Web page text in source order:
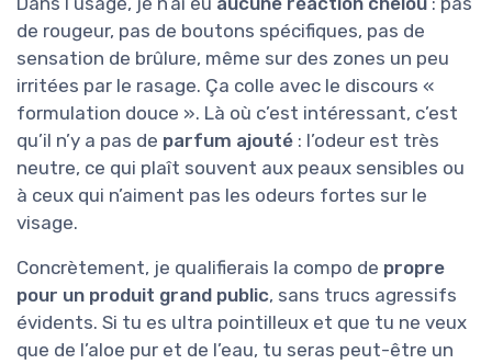
de rougeur, pas de boutons spécifiques, pas de
sensation de brûlure, même sur des zones un peu
irritées par le rasage. Ça colle avec le discours «
formulation douce ». Là où c’est intéressant, c’est
qu’il n’y a pas de parfum ajouté : l’odeur est très
neutre, ce qui plaît souvent aux peaux sensibles ou
à ceux qui n’aiment pas les odeurs fortes sur le
visage.
Concrètement, je qualifierais la compo de propre
pour un produit grand public, sans trucs agressifs
évidents. Si tu es ultra pointilleux et que tu ne veux
que de l’aloe pur et de l’eau, tu seras peut-être un